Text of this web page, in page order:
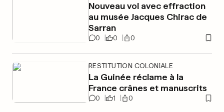
Nouveau vol avec effraction
au musée Jacques Chirac de
Sarran
0 0 0
RESTITUTION COLONIALE
La Guinée réclame à la
France crânes et manuscrits
0 1 0